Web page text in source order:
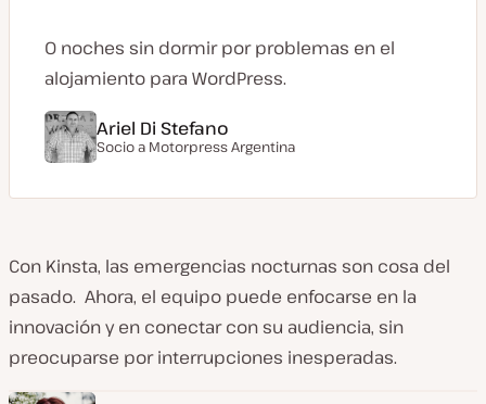
0 noches sin dormir por problemas en el
alojamiento para WordPress.
Ariel Di Stefano
Socio a Motorpress Argentina
Con Kinsta, las emergencias nocturnas son cosa del
pasado. Ahora, el equipo puede enfocarse en la
innovación y en conectar con su audiencia, sin
preocuparse por interrupciones inesperadas.